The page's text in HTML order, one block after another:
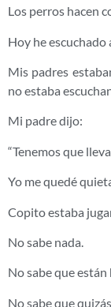
Los perros hacen
Hoy he escuchado
Mis padres
no estaba
Mi padre dijo:
“Tenemos que
Yo me quedé
Copito estaba
No sabe nada.
No sabe que
No sabe que quizás